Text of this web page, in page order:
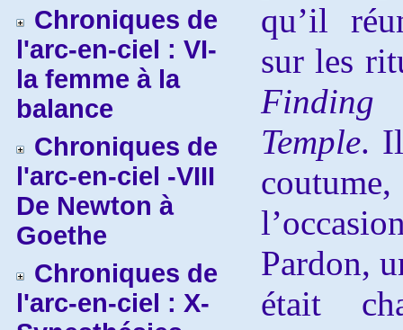
Chroniques de
l'arc-en-ciel : VI-
la femme à la
balance
Chroniques de
l'arc-en-ciel -VIII
De Newton à
Goethe
Chroniques de
l'arc-en-ciel : X-
qu’il
sur les
Temple.
Pardon,
était